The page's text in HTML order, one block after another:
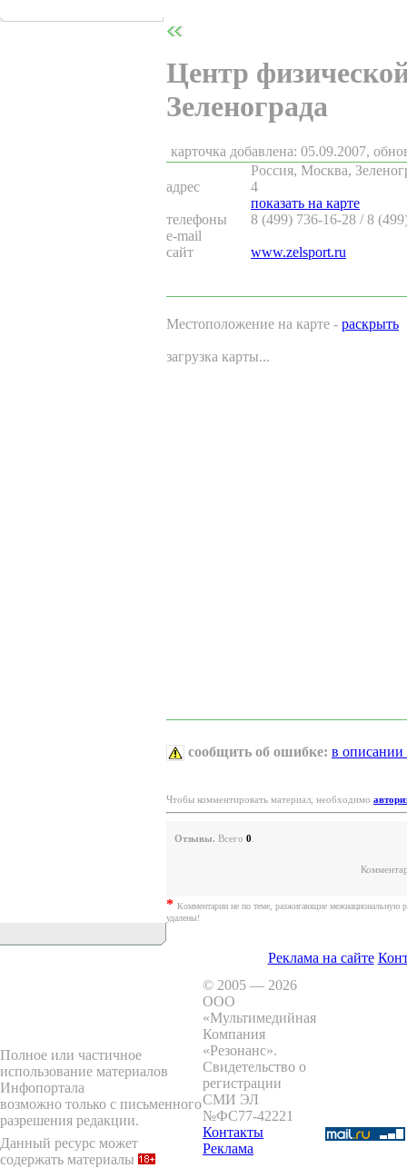
Центр
Зеленограда
карточка добавлена: 05.09.2007,
адрес
Россия, Москва,
4
показать на карте
телефоны
8 (499) 736-16-28 / 8
e-mail
сайт
www.zelsport.ru
Местоположение на карте - раскрыть
загрузка карты...
сообщить об ошибке: в
Чтобы комментировать материал, необходимо
Отзывы. Всего 0
* Комментарии не по теме, разжигающие межнациональную
удалены!
Реклама на сайте
Полное или частичное
использование материалов
Инфопортала
возможно только с письменного
разрешения редакции.
Данный ресурс может
содержать материалы
© 2005 — 2026
ООО
«Мультимедийная
Компания
«Резонанс».
Свидетельство о
регистрации
СМИ ЭЛ
№ФС77-42221
Контакты
Реклама